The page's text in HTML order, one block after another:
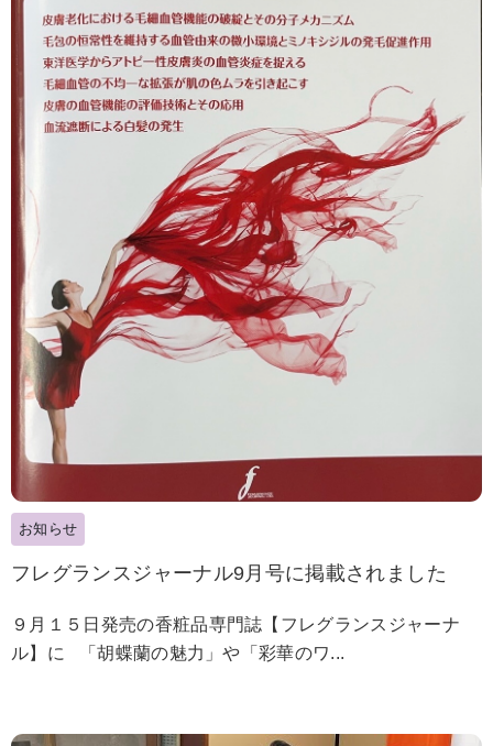
お知らせ
フレグランスジャーナル9月号に掲載されました
９月１５日発売の香粧品専門誌【フレグランスジャーナ
ル】に 「胡蝶蘭の魅力」や「彩華のワ...